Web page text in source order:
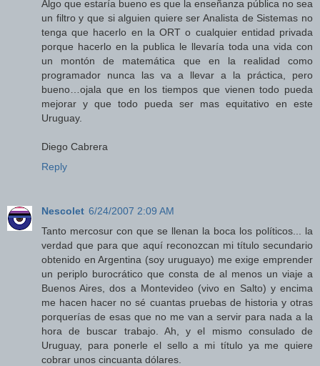
Algo que estaría bueno es que la enseñanza pública no sea
un filtro y que si alguien quiere ser Analista de Sistemas no
tenga que hacerlo en la ORT o cualquier entidad privada
porque hacerlo en la publica le llevaría toda una vida con
un montón de matemática que en la realidad como
programador nunca las va a llevar a la práctica, pero
bueno…ojala que en los tiempos que vienen todo pueda
mejorar y que todo pueda ser mas equitativo en este
Uruguay.
Diego Cabrera
Reply
Nescolet 6/24/2007 2:09 AM
Tanto mercosur con que se llenan la boca los políticos... la
verdad que para que aquí reconozcan mi título secundario
obtenido en Argentina (soy uruguayo) me exige emprender
un periplo burocrático que consta de al menos un viaje a
Buenos Aires, dos a Montevideo (vivo en Salto) y encima
me hacen hacer no sé cuantas pruebas de historia y otras
porquerías de esas que no me van a servir para nada a la
hora de buscar trabajo. Ah, y el mismo consulado de
Uruguay, para ponerle el sello a mi título ya me quiere
cobrar unos cincuanta dólares.